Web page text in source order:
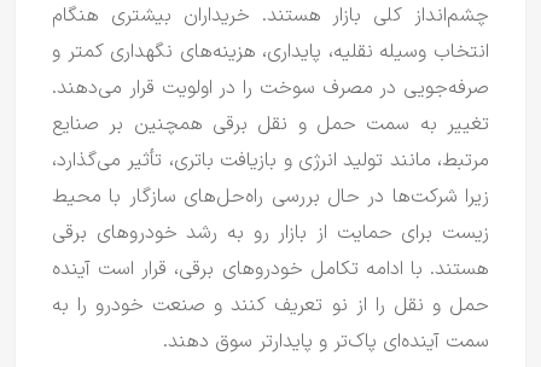
چشم‌انداز کلی بازار هستند. خریداران بیشتری هنگام
انتخاب وسیله نقلیه، پایداری، هزینه‌های نگهداری کمتر و
صرفه‌جویی در مصرف سوخت را در اولویت قرار می‌دهند.
تغییر به سمت حمل و نقل برقی همچنین بر صنایع
مرتبط، مانند تولید انرژی و بازیافت باتری، تأثیر می‌گذارد،
زیرا شرکت‌ها در حال بررسی راه‌حل‌های سازگار با محیط
زیست برای حمایت از بازار رو به رشد خودروهای برقی
هستند. با ادامه تکامل خودروهای برقی، قرار است آینده
حمل و نقل را از نو تعریف کنند و صنعت خودرو را به
سمت آینده‌ای پاک‌تر و پایدارتر سوق دهند.